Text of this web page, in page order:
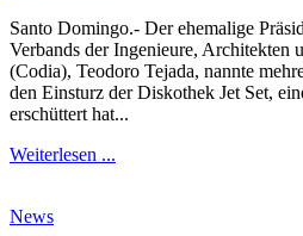
Santo Domingo.- Der ehemalige
Verbands der Ingenieure, Architekten
(Codia), Teodoro Tejada, nannte
den Einsturz der Diskothek Jet Set,
erschüttert hat...
Weiterlesen ...
News